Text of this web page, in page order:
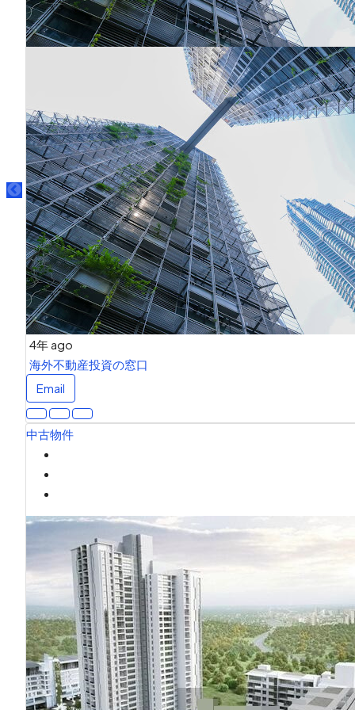
4年 ago
海外不動産投資の窓口
Email
中古物件